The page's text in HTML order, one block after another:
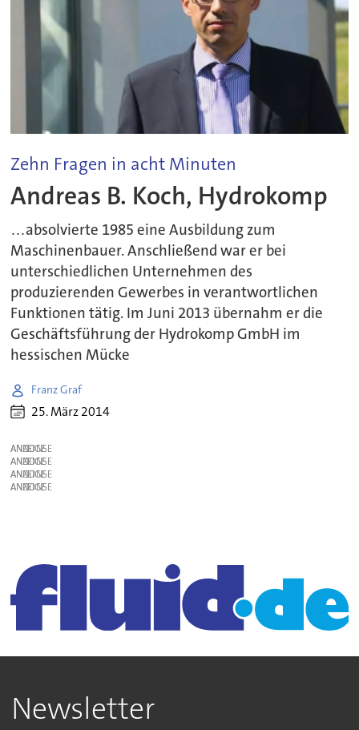
Zehn Fragen in acht Minuten
Andreas B. Koch, Hydrokomp
…absolvierte 1985 eine Ausbildung zum
Maschinenbauer. Anschließend war er bei
unterschiedlichen Unternehmen des
produzierenden Gewerbes in verantwortlichen
Funktionen tätig. Im Juni 2013 übernahm er die
Geschäftsführung der Hydrokomp GmbH im
hessischen Mücke
Franz Graf
25. März 2014
ANZEIGE
ANZEIGE
ANZEIGE
ANZEIGE
Newsletter